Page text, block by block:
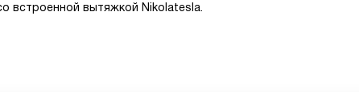
встроенной вытяжкой Nikolatesla.